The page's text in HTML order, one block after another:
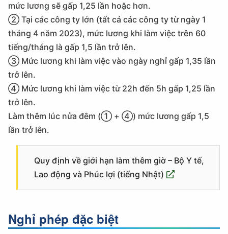
mức lương sẽ gấp 1,25 lần hoặc hơn.
② Tại các công ty lớn (tất cả các công ty từ ngày 1
tháng 4 năm 2023), mức lương khi làm việc trên 60
tiếng/tháng là gấp 1,5 lần trở lên.
③ Mức lương khi làm việc vào ngày nghỉ gấp 1,35 lần
trở lên.
④ Mức lương khi làm việc từ 22h đến 5h gấp 1,25 lần
trở lên.
Làm thêm lúc nửa đêm (① + ④) mức lương gấp 1,5
lần trở lên.
Quy định về giới hạn làm thêm giờ – Bộ Y tế,
Lao động và Phúc lợi (tiếng Nhật)
Nghỉ phép đặc biệt